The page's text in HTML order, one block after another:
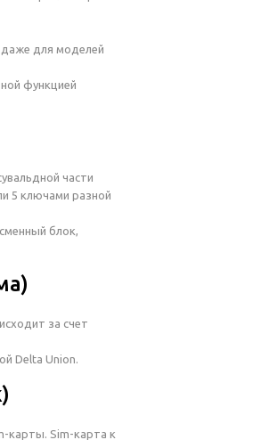
для моделей
функцией
части
5 ключами разной
блок,
за счет
Delta Union.
карты. Sim-карта к